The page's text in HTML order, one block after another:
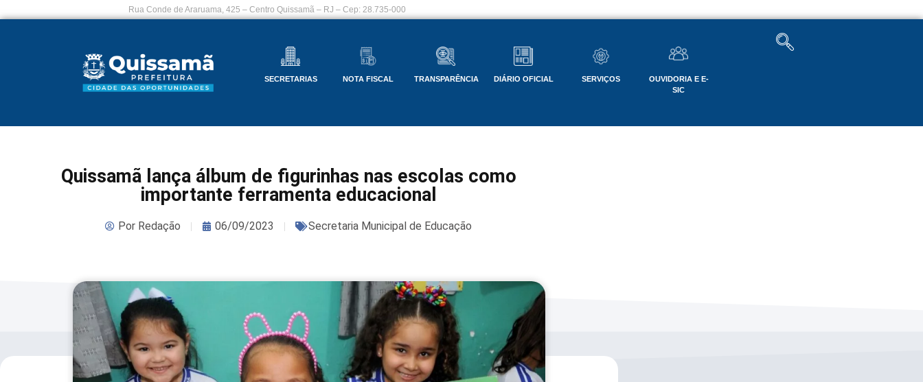
Rua Conde de Araruama, 425 – Centro Quissamã – RJ – Cep: 28.735-000
SECRETARIAS NOTA FISCAL TRANSPARÊNCIA DIÁRIO OFICIAL SERVIÇOS
OUVIDORIA E E-
SIC
Quissamã lança álbum de figurinhas nas escolas como
importante ferramenta educacional
Por Redação 06/09/2023 Secretaria Municipal de Educação